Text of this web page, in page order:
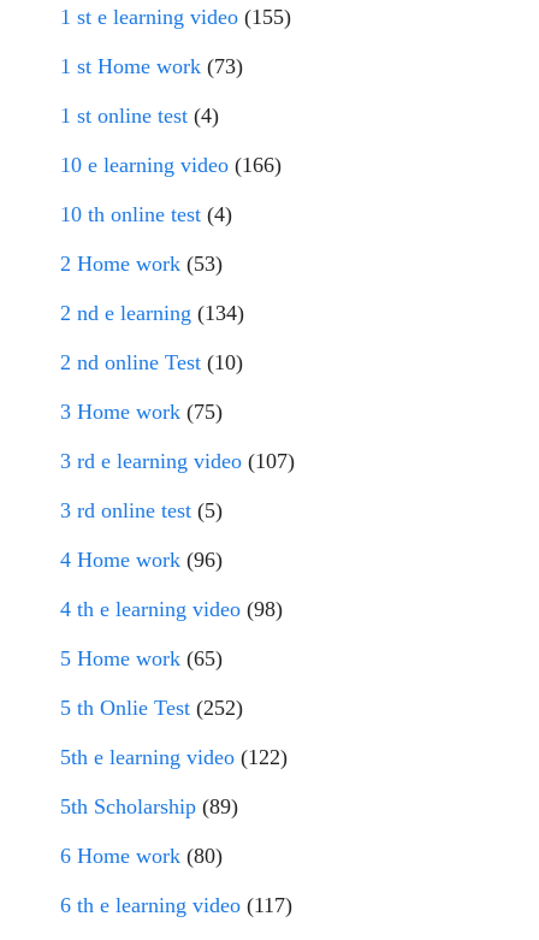
1 st e learning video (155)
1 st Home work (73)
1 st online test (4)
10 e learning video (166)
10 th online test (4)
2 Home work (53)
2 nd e learning (134)
2 nd online Test (10)
3 Home work (75)
3 rd e learning video (107)
3 rd online test (5)
4 Home work (96)
4 th e learning video (98)
5 Home work (65)
5 th Onlie Test (252)
5th e learning video (122)
5th Scholarship (89)
6 Home work (80)
6 th e learning video (117)